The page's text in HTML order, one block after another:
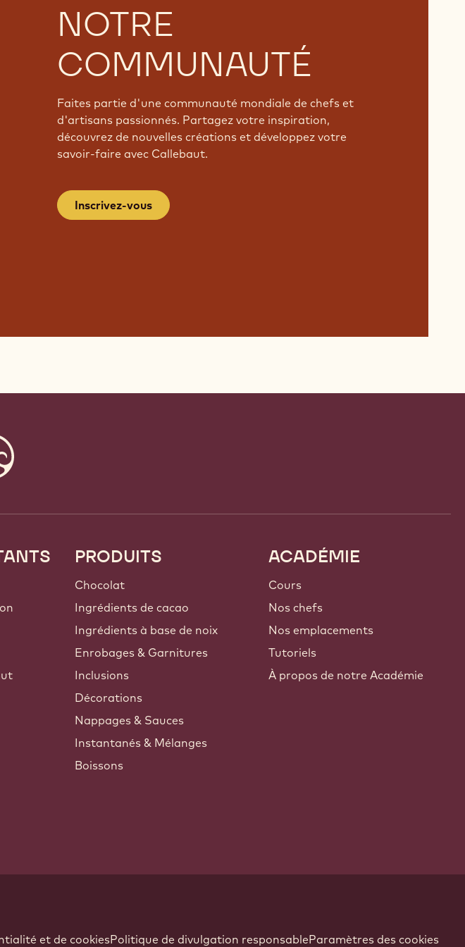
NOTRE
COMMUNAUTÉ
Faites partie d'une communauté mondiale de chefs et
d'artisans passionnés. Partagez votre inspiration,
découvrez de nouvelles créations et développez votre
savoir-faire avec Callebaut.
Inscrivez-vous
PRODUITS
Chocolat
Ingrédients de cacao
Ingrédients à base de noix
Enrobages & Garnitures
Inclusions
Décorations
Nappages & Sauces
Instantanés & Mélanges
Boissons
ACADÉMIE
Cours
Nos chefs
Nos emplacements
Tutoriels
À propos de notre Académie
et de cookiesPolitique de divulgation responsableParamètres des cookies